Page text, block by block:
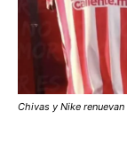
Chivas y Nike